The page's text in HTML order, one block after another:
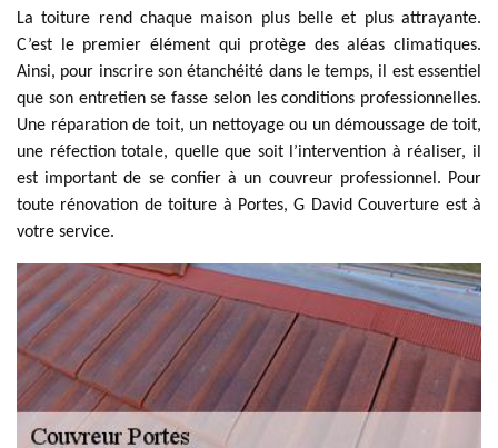
La toiture rend chaque maison plus belle et plus attrayante.
C’est le premier élément qui protège des aléas climatiques.
Ainsi, pour inscrire son étanchéité dans le temps, il est essentiel
que son entretien se fasse selon les conditions professionnelles.
Une réparation de toit, un nettoyage ou un démoussage de toit,
une réfection totale, quelle que soit l’intervention à réaliser, il
est important de se confier à un couvreur professionnel. Pour
toute rénovation de toiture à Portes, G David Couverture est à
votre service.